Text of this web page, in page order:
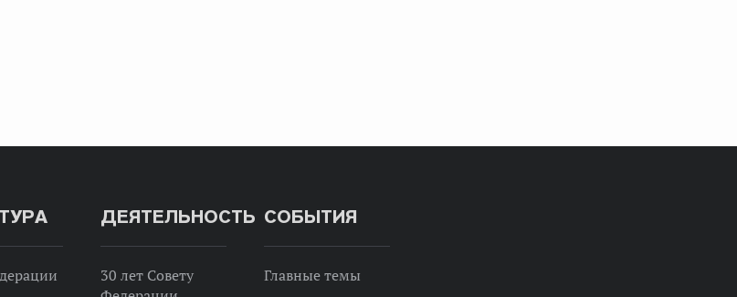
ДЕЯТЕЛЬНОСТЬ
30 лет Совету
СОБЫТИЯ
Главные темы